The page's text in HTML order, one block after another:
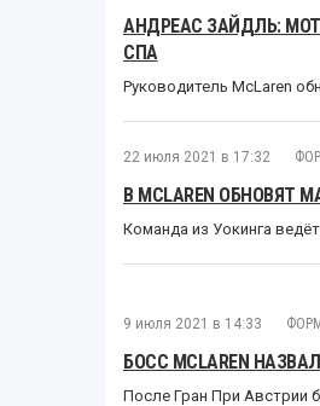
АНДРЕАС ЗАЙДЛЬ:
СПА
Руководитель McLaren
22 июля 2021 в 17:32
В MCLAREN ОБНОВЯТ
Команда из Уокинга
9 июля 2021 в 14:33
БОСС MCLAREN
После Гран При Австрии